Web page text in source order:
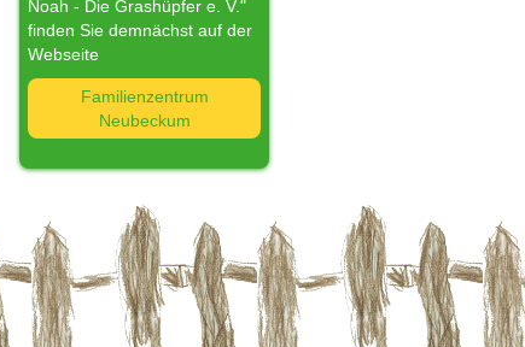
Noah - Die Grashüpfer e. V."
finden Sie demnächst auf der
Webseite
Familienzentrum
Neubeckum